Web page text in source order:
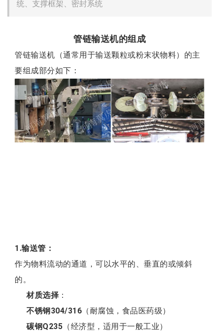
统、支撑框架、密封系统
管链输送机的组成
管链输送机（通常用于输送颗粒或粉末状物料）的主
要组成部分如下：
1.输送管：
作为物料流动的通道，可以水平的、垂直的或倾斜
的。
材质选择 ：
不锈钢304/316 （耐腐蚀，食品医药级）
碳钢Q235 （经济型，适用于一般工业）